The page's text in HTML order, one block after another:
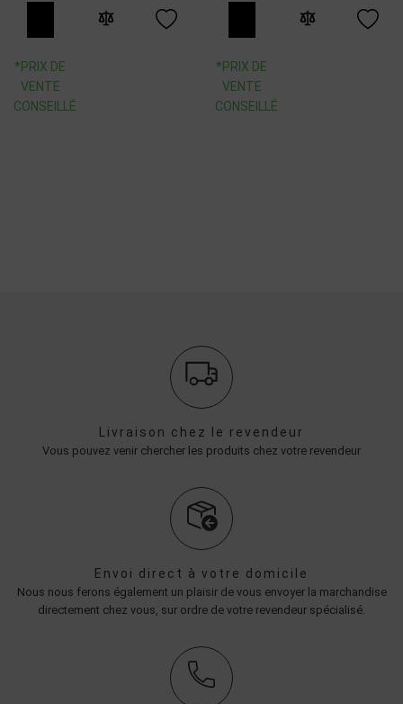
*PRIX DE
VENTE
CONSEILLÉ
*PRIX DE
VENTE
CONSEILLÉ
Livraison chez le revendeur
Vous pouvez venir chercher les produits chez votre revendeur
Envoi direct à votre domicile
Nous nous ferons également un plaisir de vous envoyer la marchandise
directement chez vous, sur ordre de votre revendeur spécialisé.